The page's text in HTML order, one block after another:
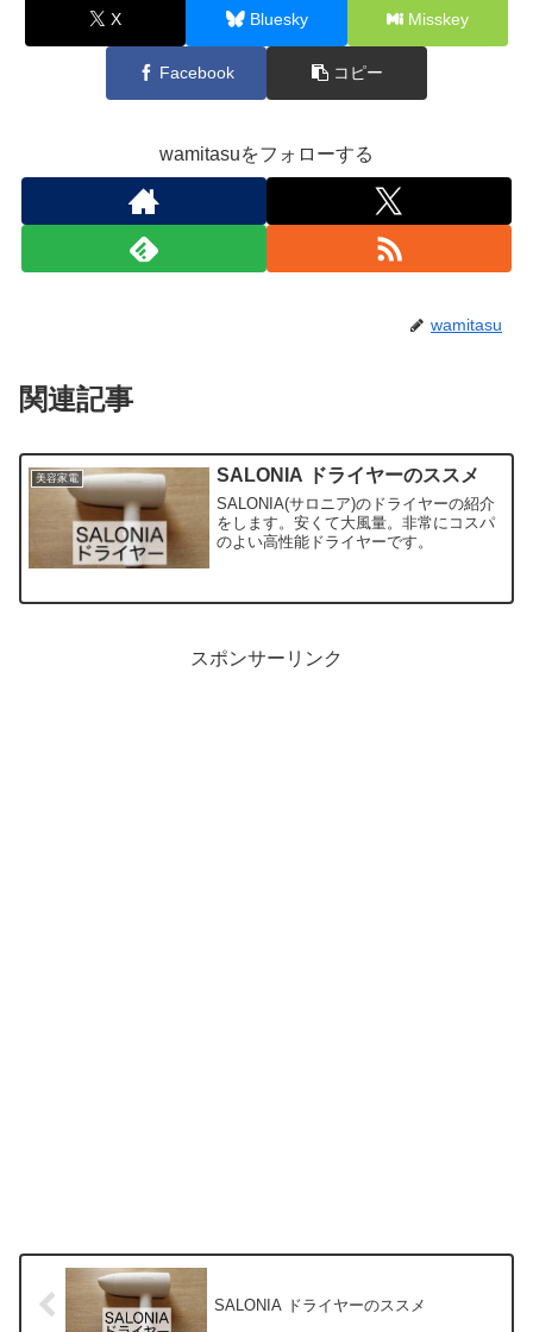
X Bluesky Misskey
Facebook コピー
wamitasuをフォローする
wamitasu
関連記事
美容家電 SALONIA ドライヤーのススメ
SALONIA(サロニア)のドライヤーの紹介
をします。安くて大風量。非常にコスパ
のよい高性能ドライヤーです。
スポンサーリンク
SALONIA ドライヤーのススメ